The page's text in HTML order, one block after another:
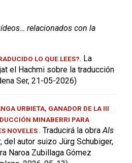
relacionados con la
LO QUE LEES?. La
el Hachmi sobre la traducción
Ser, 21-05-2026)
URBIETA, GANADOR DE LA III
MINABERRI PARA
NOVELES. Traducirá la obraAls
, del autor suizo Jürg Schubiger,
Naroa Zubillaga Gómez